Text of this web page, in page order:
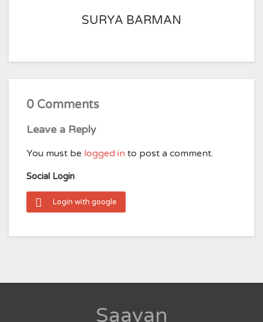
SURYA BARMAN
0 Comments
Leave a Reply
You must be logged in to post a comment.
Social Login
Login with google
Saavan